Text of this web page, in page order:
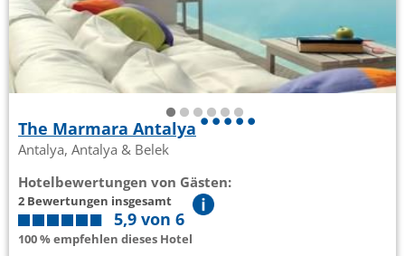
The Marmara Antalya
Antalya, Antalya & Belek
Hotelbewertungen von Gästen:
2 Bewertungen insgesamt
5,9 von 6
100 % empfehlen dieses Hotel